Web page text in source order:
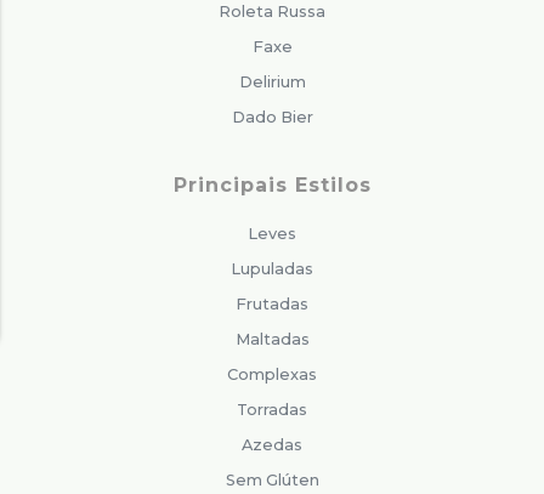
Roleta Russa
Faxe
Delirium
Dado Bier
Principais Estilos
Leves
Lupuladas
Frutadas
Maltadas
Complexas
Torradas
Azedas
Sem Glúten